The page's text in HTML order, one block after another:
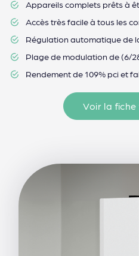
Appareils complets prêts à
Accès très facile à tous les
Régulation automatique de
Plage de modulation de (6/
Rendement de 109% pci et
Voir la